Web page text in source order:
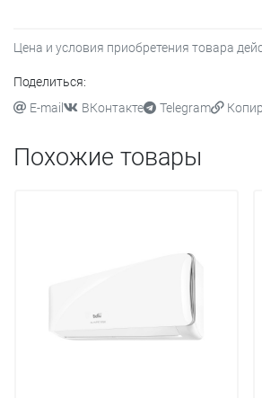
Цена и условия приобретения товара
Поделиться:
E-mail
ВКонтакте Telegram
Похожие товары